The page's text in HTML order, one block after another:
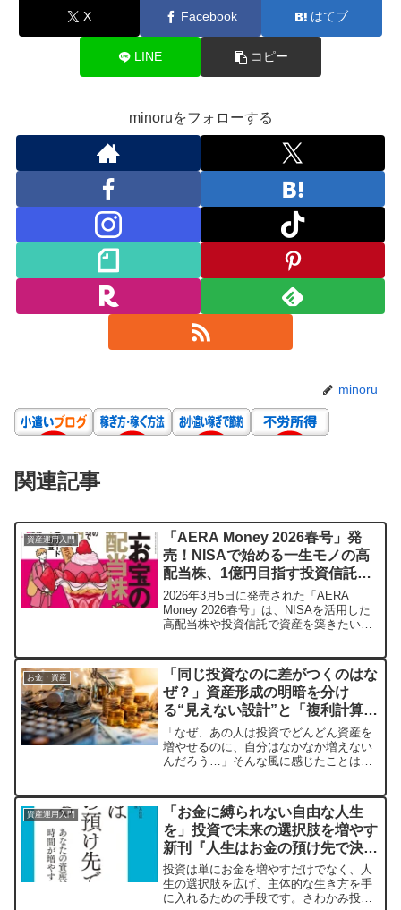
X Facebook はてブ
LINE コピー
minoruをフォローする
minoru
関連記事
資産運用入門
「AERA Money 2026春号」発
売！NISAで始める一生モノの高
配当株、1億円目指す投資信託ま
で、あなたの資産形成を応援！
2026年3月5日に発売された「AERA
Money 2026春号」は、NISAを活用した
高配当株や投資信託で資産を築きたい方
高須克弥さん、藤田晋さんら著名人の貴
重なインタビューも満載で、あなたのマ
ネーライフを豊かにする一冊です。
お金・資産
「同じ投資なのに差がつくのはな
ぜ？」資産形成の明暗を分け
る“見えない設計”と「複利計算シ
ミュレーション」の活用法
「なぜ、あの人は投資でどんどん資産を
増やせるのに、自分はなかなか増えない
んだろう…」そんな風に感じたことはあ
せん。この記事では、資産形成の鍵とな
る複利の力を最大限に活かすための「複
利計算シミュレーション」の重要性とそ
の活用方法を、初心者の方にもわかりや
すく解説します。
資産運用入門
「お金に縛られない自由な人生
を」投資で未来の選択肢を増やす
新刊『人生はお金の預け先で決ま
る』
投資は単にお金を増やすだけでなく、人
生の選択肢を広げ、主体的な生き方を手
に入れるための手段です。さわかみ投信